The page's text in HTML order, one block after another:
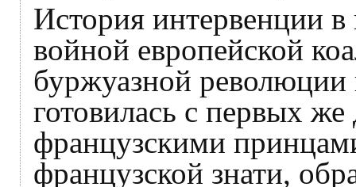
История интервенции
войной европейской
буржуазной революции
готовилась с первых
французскими
французской знати,